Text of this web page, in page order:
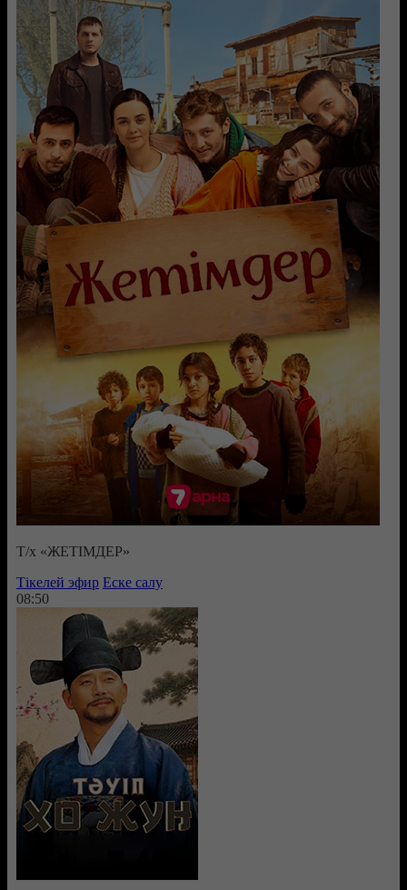
Т/х «ЖЕТІМДЕР»
Тікелей эфир Еске салу
08:50